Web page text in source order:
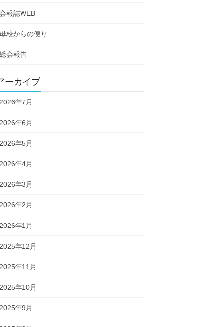
会報誌WEB
母校からの便り
総会報告
ーカイブ
2026年7月
2026年6月
2026年5月
2026年4月
2026年3月
2026年2月
2026年1月
2025年12月
2025年11月
2025年10月
2025年9月